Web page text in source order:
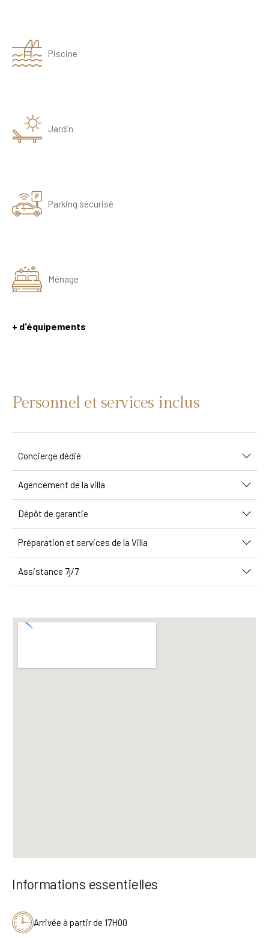
Piscine
Jardin
Parking sécurisé
Ménage
+ d'équipements
Personnel et services inclus
Concierge dédié
Agencement de la villa
Dépôt de garantie
Préparation et services de la Villa
Assistance 7j/7
Informations essentielles
Arrivée à partir de 17H00